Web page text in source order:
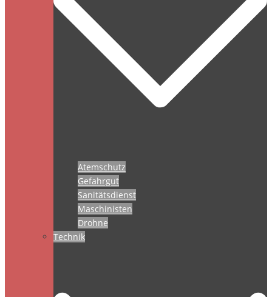
Atemschutz
Gefahrgut
Sanitätsdienst
Maschinisten
Drohne
Technik